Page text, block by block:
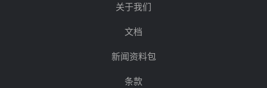
关于我们
文档
新闻资料包
条款